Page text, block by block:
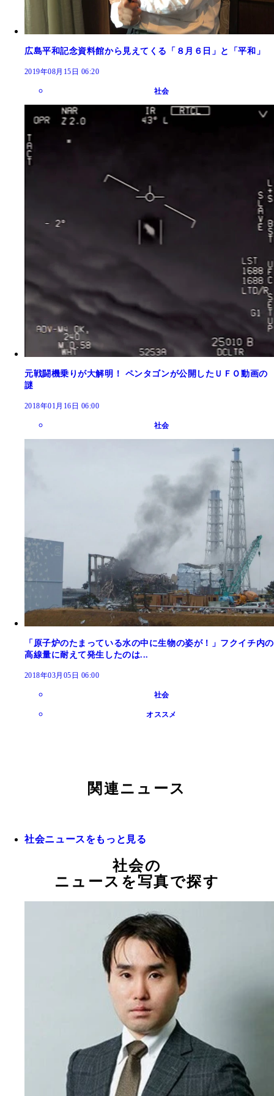
広島平和記念資料館から見えてくる「８月６日」と「平和」
2019年08月15日 06:20
社会
元戦闘機乗りが大解明！ ペンタゴンが公開したＵＦＯ動画の
謎
2018年01月16日 06:00
社会
「原子炉のたまっている水の中に生物の姿が！」フクイチ内の
高線量に耐えて発生したのは...
2018年03月05日 06:00
社会
オススメ
関連ニュース
社会ニュースをもっと見る
社会の
ニュースを写真で探す